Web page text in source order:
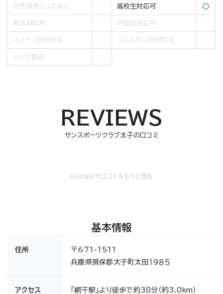
女性専用エリアあり 高校生対応可
英語対応可 中国語対応可
スペイン語対応可 ポルトガル語対応可
シニア歓迎
REVIEWS
サンスポーツクラブ太子の口コミ
Googleで口コミをもっと見る
基本情報
住所
〒671-1511
兵庫県揖保郡太子町太田１９８５
アクセス 「網干駅」より徒歩で約38分（約3.0km）